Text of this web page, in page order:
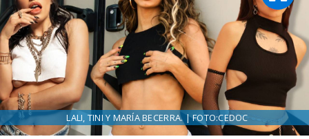
LALI, TINI Y MARÍA BECERRA. | FOTO:CEDOC